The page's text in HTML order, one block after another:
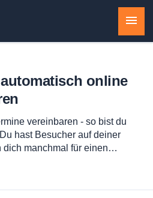
online
vereinbaren - so bist du
hast Besucher auf deiner
dich manchmal für einen…